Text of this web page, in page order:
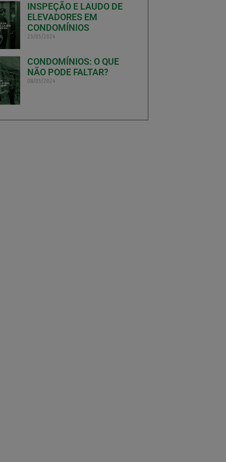
INSPEÇÃO E LAUDO DE
ELEVADORES EM
CONDOMÍNIOS
23/05/2024
CONDOMÍNIOS: O QUE
NÃO PODE FALTAR?
08/05/2024